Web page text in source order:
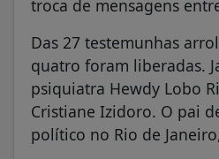
troca de mensagens
Das 27 testemunhas
quatro foram liberadas.
psiquiatra Hewdy Lobo
Cristiane Izidoro. O pai
político no Rio de